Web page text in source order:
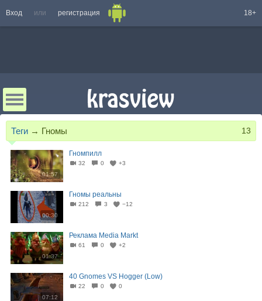
Вход или регистрация 18+
Теги → Гномы 13
01:57
Гномпилл
32 0 +3
00:30
Гномы реальны
212 3 −12
01:37
Реклама Media Markt
61 0 +2
07:12
40 Gnomes VS Hogger (Low)
22 0 0